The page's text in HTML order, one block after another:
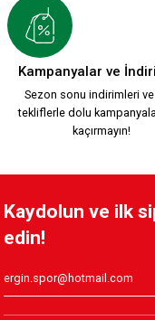
Kampanyalar ve
Sezon sonu indirimleri
tekliflerle dolu
kaçırmayın!
Kaydolun ve ilk
edin!